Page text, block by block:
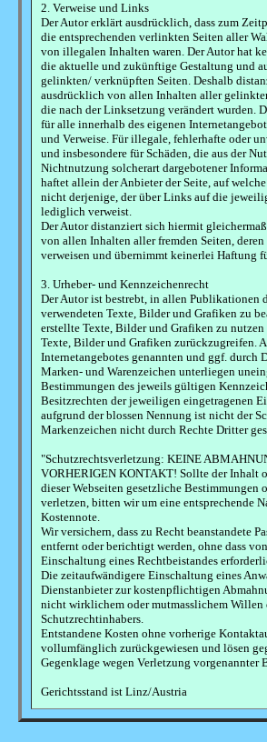
2. Verweise und Links
Der Autor erklärt ausdrücklich, dass zum
die entsprechenden verlinkten Seiten aller
von illegalen Inhalten waren. Der Autor hat
die aktuelle und zukünftige Gestaltung und
gelinkten/ verknüpften Seiten. Deshalb
ausdrücklich von allen Inhalten aller
die nach der Linksetzung verändert wurden.
für alle innerhalb des eigenen
und Verweise. Für illegale, fehlerhafte oder
und insbesondere für Schäden, die aus der
Nichtnutzung solcherart dargebotener
haftet allein der Anbieter der Seite, auf
nicht derjenige, der über Links auf die
lediglich verweist.
Der Autor distanziert sich hiermit
von allen Inhalten aller fremden Seiten,
verweisen und übernimmt keinerlei Haftung
3. Urheber- und Kennzeichenrecht
Der Autor ist bestrebt, in allen Publikationen
verwendeten Texte, Bilder und Grafiken zu
erstellte Texte, Bilder und Grafiken zu
Texte, Bilder und Grafiken zurückzugreifen.
Internetangebotes genannten und ggf. durch
Marken- und Warenzeichen unterliegen
Bestimmungen des jeweils gültigen
Besitzrechten der jeweiligen eingetragenen
aufgrund der blossen Nennung ist nicht der
Markenzeichen nicht durch Rechte Dritter
"Schutzrechtsverletzung: KEINE
VORHERIGEN KONTAKT! Sollte der Inhalt
dieser Webseiten gesetzliche Bestimmungen
verletzen, bitten wir um eine entsprechende
Kostennote.
Wir versichern, dass zu Recht beanstandete
entfernt oder berichtigt werden, ohne dass
Einschaltung eines Rechtbeistandes
Die zeitaufwändigere Einschaltung eines
Dienstanbieter zur kostenpflichtigen
nicht wirklichem oder mutmasslichem Willen
Schutzrechtinhabers.
Entstandene Kosten ohne vorherige
vollumfänglich zurückgewiesen und lösen
Gegenklage wegen Verletzung vorgenannter
Gerichtsstand ist Linz/Austria